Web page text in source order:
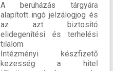
A beruházás tárgyára
alapított ingó jelzálogjog és
az azt biztosító
elidegenítési és terhelési
tilalom
Intézményi készfizető
kezesség a hitel